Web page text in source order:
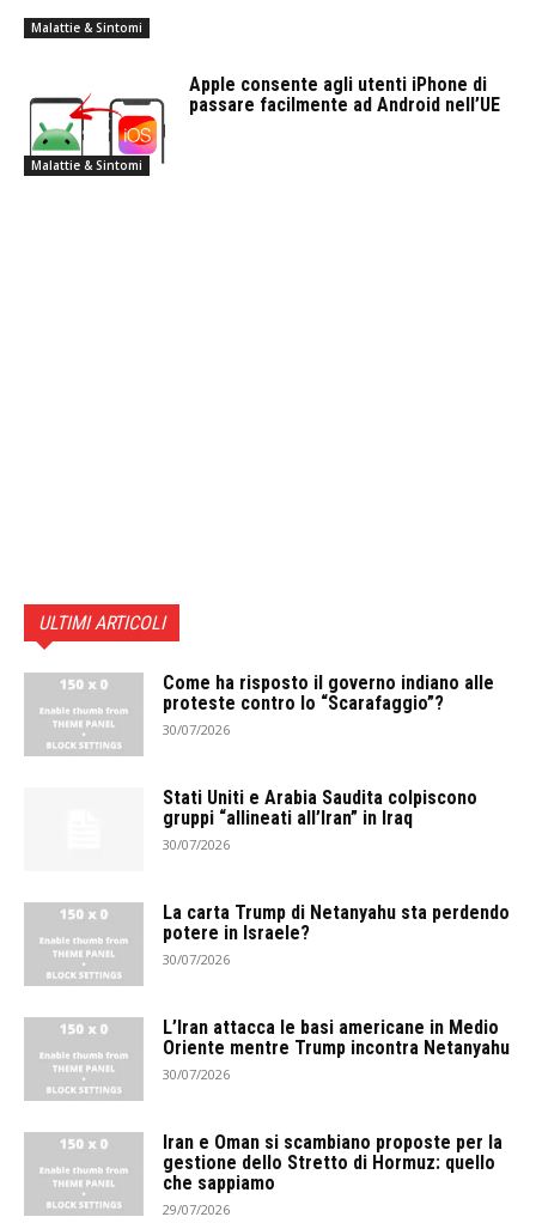
Malattie & Sintomi
Malattie & Sintomi
Apple consente agli utenti iPhone di
passare facilmente ad Android nell’UE
ULTIMI ARTICOLI
Come ha risposto il governo indiano alle
proteste contro lo “Scarafaggio”?
30/07/2026
Stati Uniti e Arabia Saudita colpiscono
gruppi “allineati all’Iran” in Iraq
30/07/2026
La carta Trump di Netanyahu sta perdendo
potere in Israele?
30/07/2026
L’Iran attacca le basi americane in Medio
Oriente mentre Trump incontra Netanyahu
30/07/2026
Iran e Oman si scambiano proposte per la
gestione dello Stretto di Hormuz: quello
che sappiamo
29/07/2026